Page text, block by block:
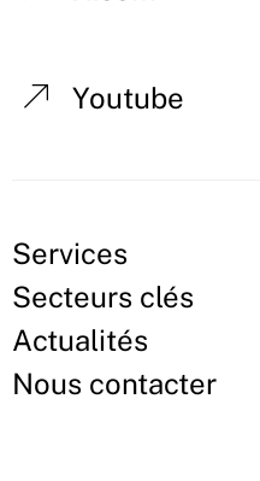
Youtube
Services
Secteurs clés
Actualités
Nous contacter